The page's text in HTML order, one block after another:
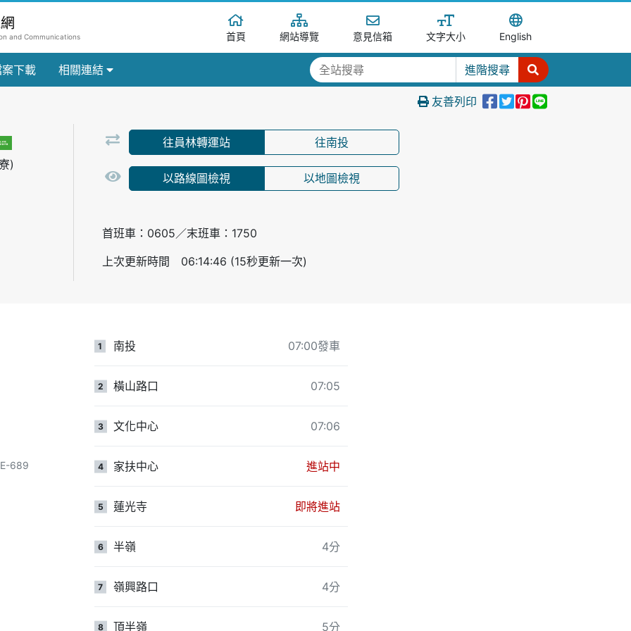
and Communications 首頁 網站導覽 意見信箱 文字大小 English
下載 相關連結 進階搜尋
友善列印 分享到Facebook
分享至Tweet
分享至
分享至Line
)
往員林轉運站 往南投
以路線圖檢視 以地圖檢視
首班車：0605／末班車：1750
上次更新時間 06:14:46 (15秒更新一次)
1 南投 07:00發車
2 橫山路口 07:05
3 文化中心 07:06
4 家扶中心 進站中
689
5 蓮光寺 即將進站
6 半嶺 4分
7 嶺興路口 4分
8 頂半嶺 5分